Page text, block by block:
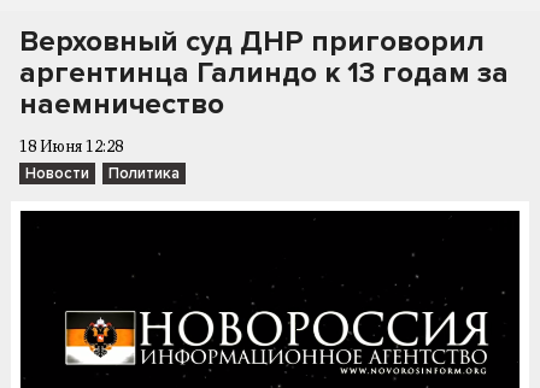
Верховный суд ДНР приговорил
аргентинца Галиндо к 13 годам за
наемничество
18 Июня 12:28
Новости Политика